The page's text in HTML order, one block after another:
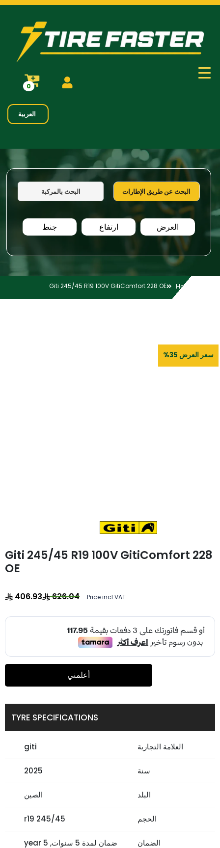
0
العربية
البحث عن طريق الإطارات البحث بالمركبة
العرض ارتفاع جنط
Home
Giti 245/45 R19 100V GitiComfort 228 OE
سعر العرض 35%
Giti 245/45 R19 100V GitiComfort 228
OE
Price incl VAT:
626.04
406.93
أعلمني
TYRE SPECIFICATIONS
العلامة التجارية giti
سنة 2025
البلد الصين
الحجم 245/45 r19
الضمان
ضمان لمدة 5 سنوات, 5 year